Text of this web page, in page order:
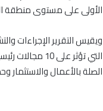
الأولى على مستوى منطقة
ويقيس التقرير الإجراءات
التي تؤثر
الصلة بالأعمال والاستثمار